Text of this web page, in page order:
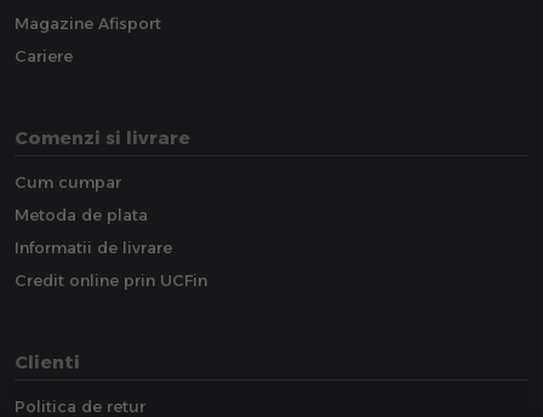
Magazine Afisport
Cariere
Comenzi si livrare
Cum cumpar
Metoda de plata
Informatii de livrare
Credit online prin UCFin
Clienti
Politica de retur